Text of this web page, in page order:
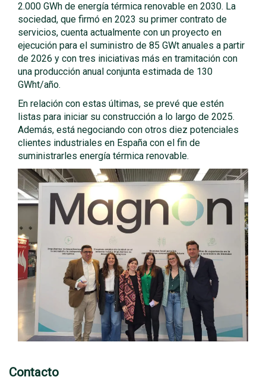
2.000 GWh de energía térmica renovable en 2030. La
sociedad, que firmó en 2023 su primer contrato de
servicios, cuenta actualmente con un proyecto en
ejecución para el suministro de 85 GWt anuales a partir
de 2026 y con tres iniciativas más en tramitación con
una producción anual conjunta estimada de 130
GWht/año.
En relación con estas últimas, se prevé que estén
listas para iniciar su construcción a lo largo de 2025.
Además, está negociando con otros diez potenciales
clientes industriales en España con el fin de
suministrarles energía térmica renovable.
Contacto